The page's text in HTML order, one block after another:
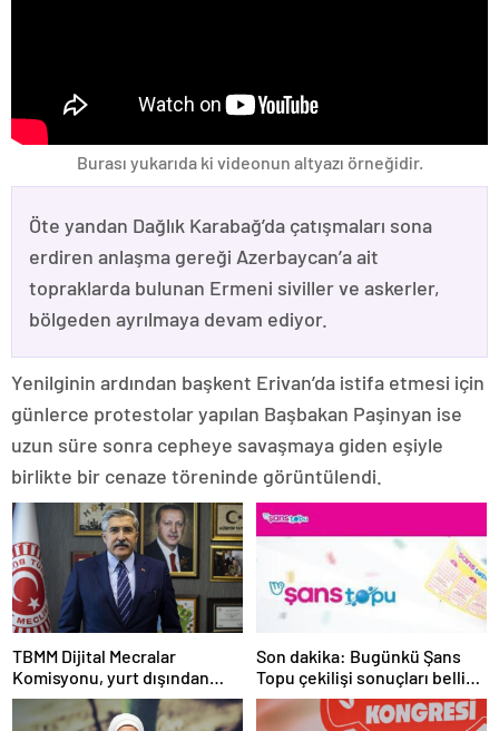
Burası yukarıda ki videonun altyazı örneğidir.
Öte yandan Dağlık Karabağ’da çatışmaları sona
erdiren anlaşma gereği Azerbaycan’a ait
topraklarda bulunan Ermeni siviller ve askerler,
bölgeden ayrılmaya devam ediyor.
Yenilginin ardından başkent Erivan’da istifa etmesi için
günlerce protestolar yapılan Başbakan Paşinyan ise
uzun süre sonra cepheye savaşmaya giden eşiyle
birlikte bir cenaze töreninde görüntülendi.
TBMM Dijital Mecralar
Komisyonu, yurt dışından
gelecek Google yetkililerini
dinleyecek
Son dakika: Bugünkü Şans
Topu çekilişi sonuçları belli
oldu! 7 Mayıs 2025 Şans Topu
bilet sonucu sorgulama